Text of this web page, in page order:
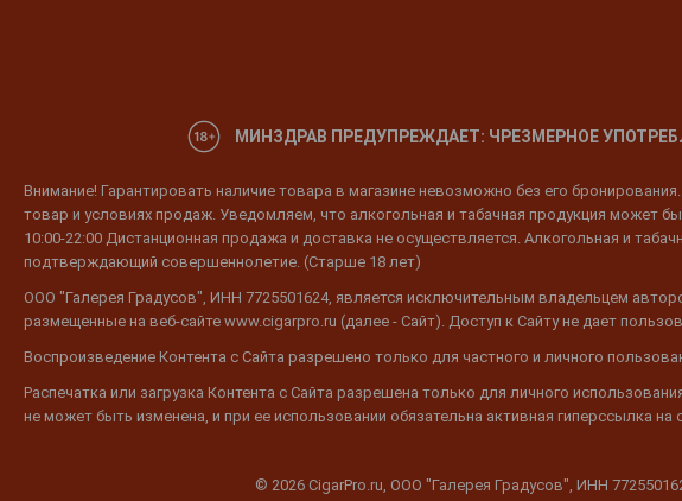
МИНЗДРАВ ПРЕДУПРЕЖДАЕТ: ЧРЕЗМЕРНОЕ
Внимание! Гарантировать наличие товара в магазине невозможно без его
товар и условиях продаж. Уведомляем, что алкогольная и табачная продукция может
10:00-22:00 Дистанционная продажа и доставка не осуществляется. Алкогольная и
подтверждающий совершеннолетие. (Старше 18 лет)
ООО "Галерея Градусов", ИНН 7725501624, является исключительным владельцем
размещенные на веб-сайте www.cigarpro.ru (далее - Сайт). Доступ к Сайту не дает
Воспроизведение Контента с Сайта разрешено только для частного и личного
Распечатка или загрузка Контента с Сайта разрешена только для личного
не может быть изменена, и при ее использовании обязательна активная гиперссылка на
© 2026 CigarPro.ru, ООО "Галерея Градусов", ИНН